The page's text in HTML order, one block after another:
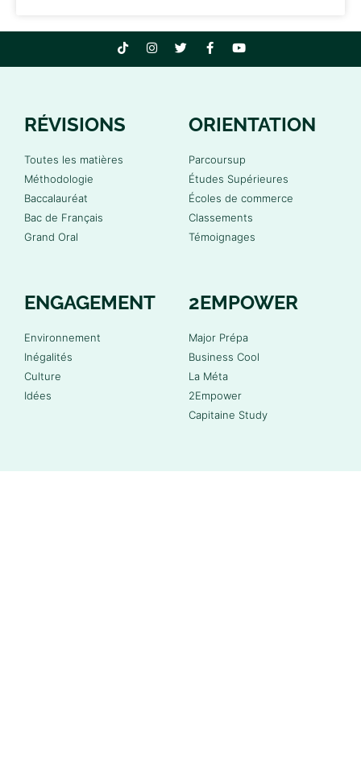
RÉVISIONS
Toutes les matières
Méthodologie
Baccalauréat
Bac de Français
Grand Oral
ORIENTATION
Parcoursup
Études Supérieures
Écoles de commerce
Classements
Témoignages
ENGAGEMENT
Environnement
Inégalités
Culture
Idées
2EMPOWER
Major Prépa
Business Cool
La Méta
2Empower
Capitaine Study